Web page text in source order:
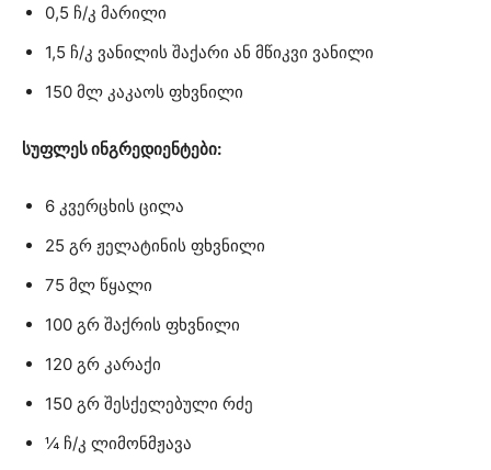
0,5 ჩ/კ მარილი
1,5 ჩ/კ ვანილის შაქარი ან მწიკვი ვანილი
150 მლ კაკაოს ფხვნილი
სუფლეს ინგრედიენტები:
6 კვერცხის ცილა
25 გრ ჟელატინის ფხვნილი
75 მლ წყალი
100 გრ შაქრის ფხვნილი
120 გრ კარაქი
150 გრ შესქელებული რძე
¼ ჩ/კ ლიმონმჟავა